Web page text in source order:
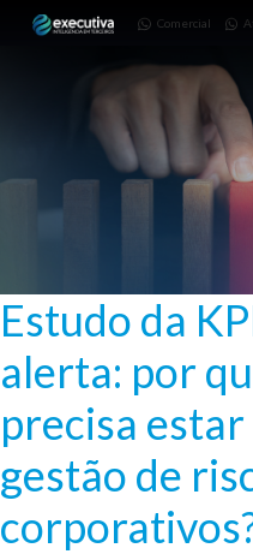
3668-
Pinhais
Comercial
Estudo da
alerta: por
precisa
gestão de